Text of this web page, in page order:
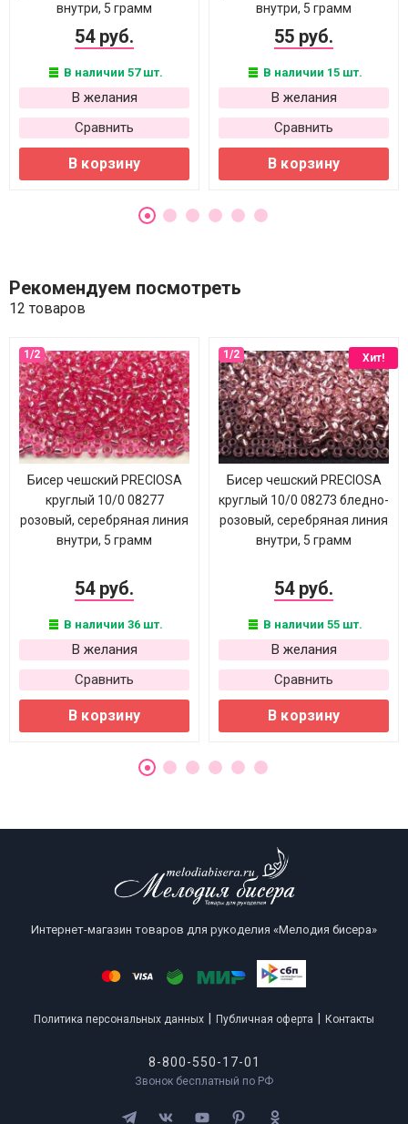
внутри, 5 грамм
54 руб.
В наличии 57 шт.
В желания
Сравнить
В корзину
внутри, 5 грамм
55 руб.
В наличии 15 шт.
В желания
Сравнить
В корзину
Рекомендуем посмотреть
12 товаров
Бисер чешский PRECIOSA
круглый 10/0 08277
розовый, серебряная линия
внутри, 5 грамм
54 руб.
В наличии 36 шт.
В желания
Сравнить
В корзину
Хит!
Бисер чешский PRECIOSA
круглый 10/0 08273 бледно-
розовый, серебряная линия
внутри, 5 грамм
54 руб.
В наличии 55 шт.
В желания
Сравнить
В корзину
Интернет-магазин товаров для рукоделия «Мелодия бисера»
Политика персональных данных Публичная оферта Контакты
8-800-550-17-01
Звонок бесплатный по РФ